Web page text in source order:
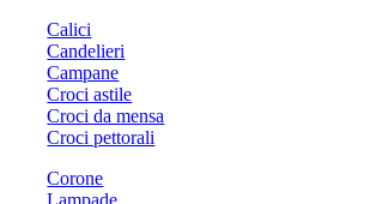
Calici
Candelieri
Campane
Croci astile
Croci da mensa
Croci pettorali
Corone
Lampade